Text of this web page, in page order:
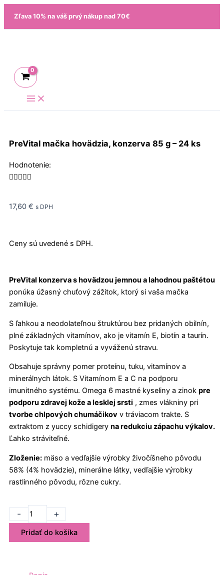
Preskočiť
obsah
Zľava 10% na váš prvý nákup nad 70€
PreVital mačka hovädzia, konzerva 85 g – 24 ks
Hodnotenie:

Rated
17,60 € s DPH
Ceny sú uvedené s DPH.
PreVital konzerva s hovädzou jemnou a lahodnou paštétou
ponúka úžasný chuťový zážitok, ktorý si vaša mačka
zamiluje.
S ľahkou a neodolateľnou štruktúrou bez pridaných obilnín,
plné základných vitamínov, ako je vitamín E, biotín a taurín.
Poskytuje tak kompletnú a vyváženú stravu.
Obsahuje správny pomer proteínu, tuku, vitamínov a
minerálnych látok. S Vitamínom E a C na podporu
imunitného systému. Omega 6 mastné kyseliny a zinok pre
podporu zdravej kože a lesklej srsti , zmes vlákniny pri
tvorbe chlpových chumáčikov v tráviacom trakte. S
extraktom z yuccy schidigery na redukciu zápachu výkalov.
Ľahko stráviteľné.
Zloženie: mäso a vedľajšie výrobky živočíšneho pôvodu
58% (4% hovädzie), minerálne látky, vedľajšie výrobky
rastlinného pôvodu, rôzne cukry.
-
množstvo
PreVital
mačka
+
Pridať do košíka